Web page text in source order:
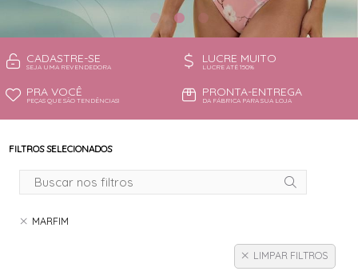
CADASTRE-SE
SEJA UMA REVENDEDORA
LUCRE MUITO
LUCRE ATÉ 150%
PRA VOCÊ
PEÇAS QUE SÃO TENDÊNCIAS!
PRONTA-ENTREGA
DA FÁBRICA PARA SUA LOJA
FILTROS SELECIONADOS
MARFIM
LIMPAR FILTROS